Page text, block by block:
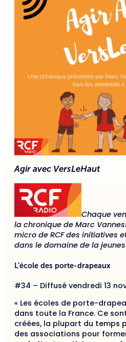
Agir avec VersLeHaut
Chaque
la chronique de Marc
micro de RCF des initiatives
dans le domaine de la
L’école des porte-drapeaux
#34 – Diffusé vendredi 13
« Les écoles de porte-
dans toute la France. Ce
créées, la plupart du temps
des associations pour